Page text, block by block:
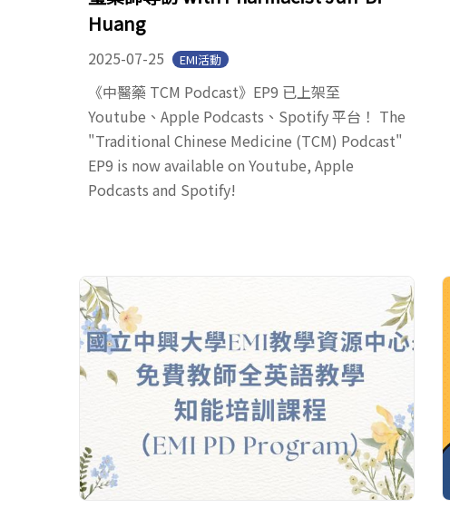
Huang
2025-07-25 EMI活動
《中醫藥 TCM Podcast》EP9 已上架至
Youtube、Apple Podcasts、Spotify 平台！ The
"Traditional Chinese Medicine (TCM) Podcast"
EP9 is now available on Youtube, Apple
Podcasts and Spotify!